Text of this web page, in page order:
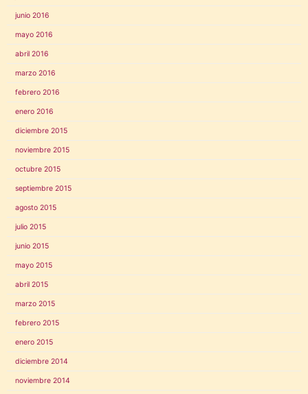
junio 2016
mayo 2016
abril 2016
marzo 2016
febrero 2016
enero 2016
diciembre 2015
noviembre 2015
octubre 2015
septiembre 2015
agosto 2015
julio 2015
junio 2015
mayo 2015
abril 2015
marzo 2015
febrero 2015
enero 2015
diciembre 2014
noviembre 2014